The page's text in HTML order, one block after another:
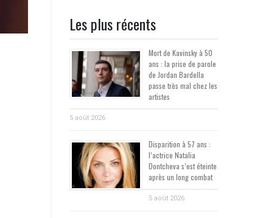
Les plus récents
Mort de Kavinsky à 50
ans : la prise de parole
de Jordan Bardella
passe très mal chez les
artistes
5 août 2026
Disparition à 57 ans :
l’actrice Natalia
Dontcheva s’est éteinte
après un long combat
5 août 2026